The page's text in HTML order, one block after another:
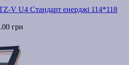
V U4 Стандарт енерджі 114*118
грн